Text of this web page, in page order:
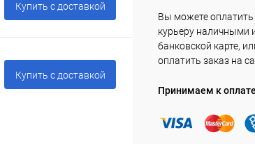
Купить c доставкой
Купить c доставкой
Вы можете оплатить
курьеру наличными
банковской карте,
оплатить заказ на
Принимаем к